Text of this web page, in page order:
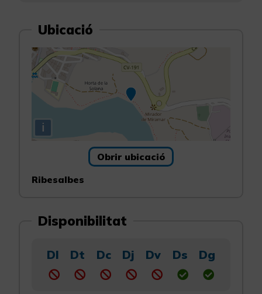
Ubicació
i
Obrir ubicació
Ribesalbes
Disponibilitat
Dl Dt Dc Dj Dv Ds Dg